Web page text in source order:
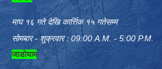
माघ १६ गते देखि कार्त्तिक १५ गतेसम्म
सोमबार - शुक्रवार : 09:00 A.M. - 5:00 P.M.
जाडोयाम